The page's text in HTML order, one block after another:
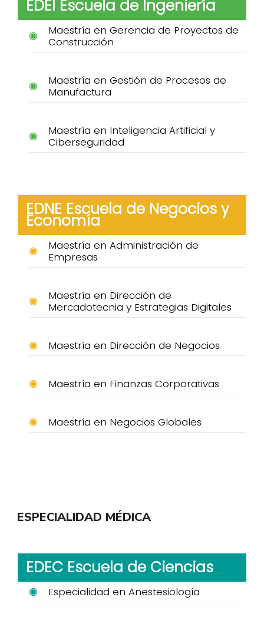
EDEI Escuela de Ingeniería
Maestría en Gerencia de Proyectos de
Construcción
Maestría en Gestión de Procesos de
Manufactura
Maestría en Inteligencia Artificial y
Ciberseguridad
EDNE Escuela de Negocios y
Economía
Maestría en Administración de
Empresas
Maestría en Dirección de
Mercadotecnia y Estrategias Digitales
Maestría en Dirección de Negocios
Maestría en Finanzas Corporativas
Maestría en Negocios Globales
ESPECIALIDAD MÉDICA
EDEC Escuela de Ciencias
Especialidad en Anestesiología